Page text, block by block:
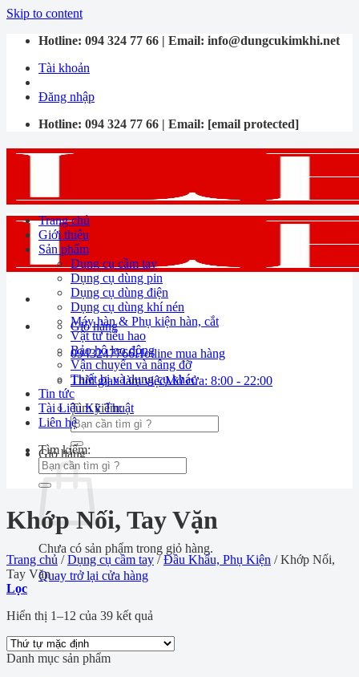
Skip to content
Hotline: 094 324 77 66 | Email: info@dungcukimkhi.net
Tài khoản
Đăng nhập
Hotline: 094 324 77 66 | Email: [email protected]
Giỏ hàng
0943247766Hotline mua hàng
Thời gian làm việcMở cửa: 8:00 - 22:00
Tìm kiếm:
Giỏ hàng
Chưa có sản phẩm trong giỏ hàng.
Quay trở lại cửa hàng
Trang chủ
Giới thiệu
Sản phẩm
Dụng cụ cầm tay
Dụng cụ dùng pin
Dụng cụ dùng điện
Dụng cụ dùng khí nén
Máy hàn & Phụ kiện hàn, cắt
Vật tư tiêu hao
Bảo hộ lao động
Vận chuyển và nâng đỡ
Thiết bị và dụng cụ khác
Tin tức
Tài Liệu Kỹ Thuật
Liên hệ
Tìm kiếm:
Khớp Nối, Tay Vặn
Trang chủ / Dụng cụ cầm tay / Đầu Khẩu, Phụ Kiện /Khớp Nối,
Tay Vặn
Lọc
Hiển thị 1–12 của 39 kết quả
Danh mục sản phẩm